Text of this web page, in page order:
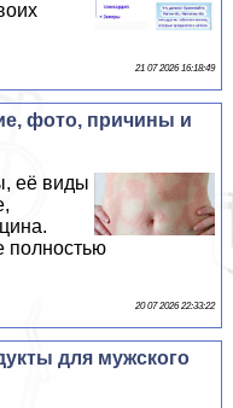
21 07 2026 16:18:49
фото, причины и
её виды
полностью
20 07 2026 22:33:22
для мужского